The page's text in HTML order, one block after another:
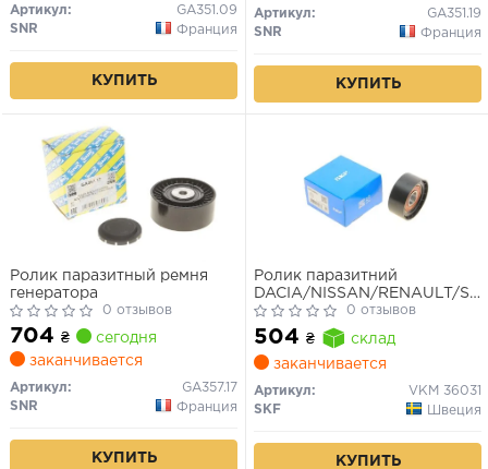
Артикул:
GA351.09
SNR
Франция
КУПИТЬ
Артикул:
GA351.19
SNR
Франция
КУПИТЬ
Ролик паразитный ремня
генератора
0 отзывов
704 ₴
сегодня
заканчивается
Артикул:
GA357.17
SNR
Франция
КУПИТЬ
Ролик паразитний
DACIA/NISSAN/RENAULT/
Logan/Primastar/Kangoo/
"1,4/2,0L
0 отзывов
504 ₴
склад
заканчивается
Артикул:
VKM 36031
SKF
Швеция
КУПИТЬ